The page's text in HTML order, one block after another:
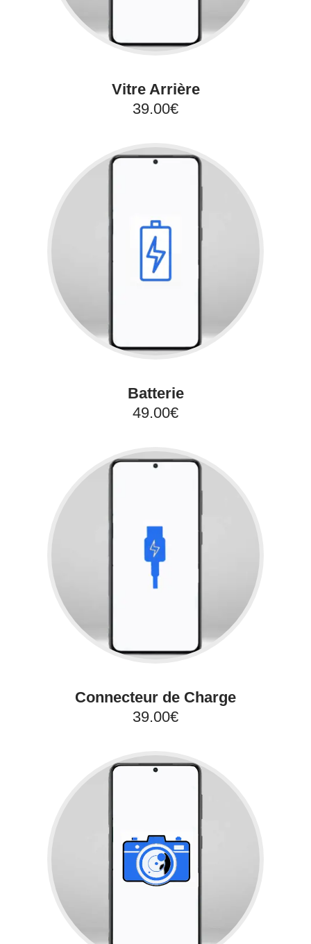
Vitre Arrière
39.00€
Batterie
49.00€
Connecteur de Charge
39.00€